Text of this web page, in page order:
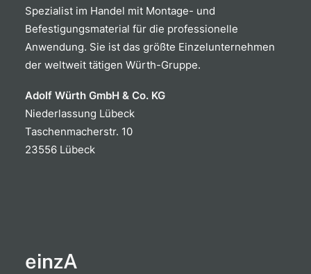
Spezialist im Handel mit Montage- und
Befestigungsmaterial für die professionelle
Anwendung. Sie ist das größte Einzelunternehmen
der weltweit tätigen Würth-Gruppe.
Adolf Würth GmbH & Co. KG
Niederlassung Lübeck
Taschenmacherstr. 10
23556 Lübeck
einzA